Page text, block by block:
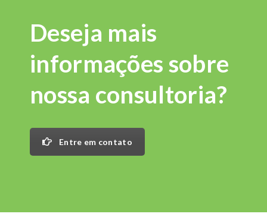
Deseja mais
informações sobre
nossa consultoria?
Entre em contato